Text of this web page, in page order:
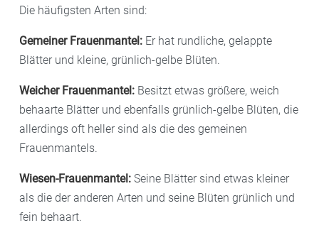
Die häufigsten Arten sind:
Gemeiner Frauenmantel: Er hat rundliche, gelappte
Blätter und kleine, grünlich-gelbe Blüten.
Weicher Frauenmantel: Besitzt etwas größere, weich
behaarte Blätter und ebenfalls grünlich-gelbe Blüten, die
allerdings oft heller sind als die des gemeinen
Frauenmantels.
Wiesen-Frauenmantel: Seine Blätter sind etwas kleiner
als die der anderen Arten und seine Blüten grünlich und
fein behaart.